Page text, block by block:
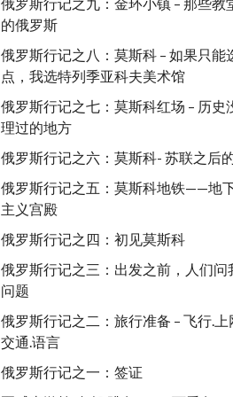
的俄罗斯
俄罗斯行记之八：莫斯科 – 如果只能
点，我选特列季亚科夫美术馆
俄罗斯行记之七：莫斯科红场 – 历史
理过的地方
俄罗斯行记之六：莫斯科- 苏联之后
俄罗斯行记之五：莫斯科地铁——地
主义宫殿
俄罗斯行记之四：初见莫斯科
俄罗斯行记之三：出发之前，人们问
问题
俄罗斯行记之二：旅行准备 – 飞行.上
交通.语言
俄罗斯行记之一：签证